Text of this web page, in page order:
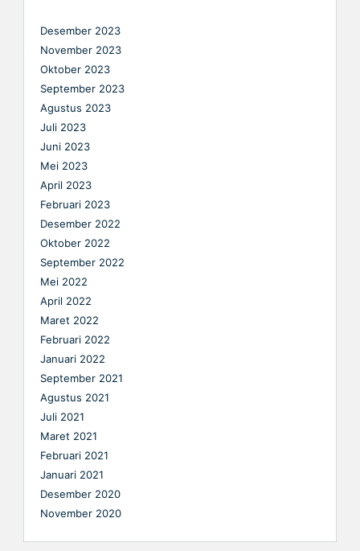
Desember 2023
November 2023
Oktober 2023
September 2023
Agustus 2023
Juli 2023
Juni 2023
Mei 2023
April 2023
Februari 2023
Desember 2022
Oktober 2022
September 2022
Mei 2022
April 2022
Maret 2022
Februari 2022
Januari 2022
September 2021
Agustus 2021
Juli 2021
Maret 2021
Februari 2021
Januari 2021
Desember 2020
November 2020